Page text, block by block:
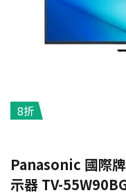
8折
Panasonic 國際
示器 TV-